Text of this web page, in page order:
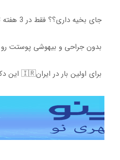
جای بخیه داری؟؟ فقط در 3 هفته ترمیمش کن!😍
بدون جراحی و بیهوشی پوستت رو
برای اولین بار در ایران🇮🇷 این دکتر کرم ترمیم کننده 23 روزه ساخت!